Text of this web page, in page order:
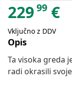
22999 €
Vključno z DDV
Opis
Ta visoka greda
radi okrasili